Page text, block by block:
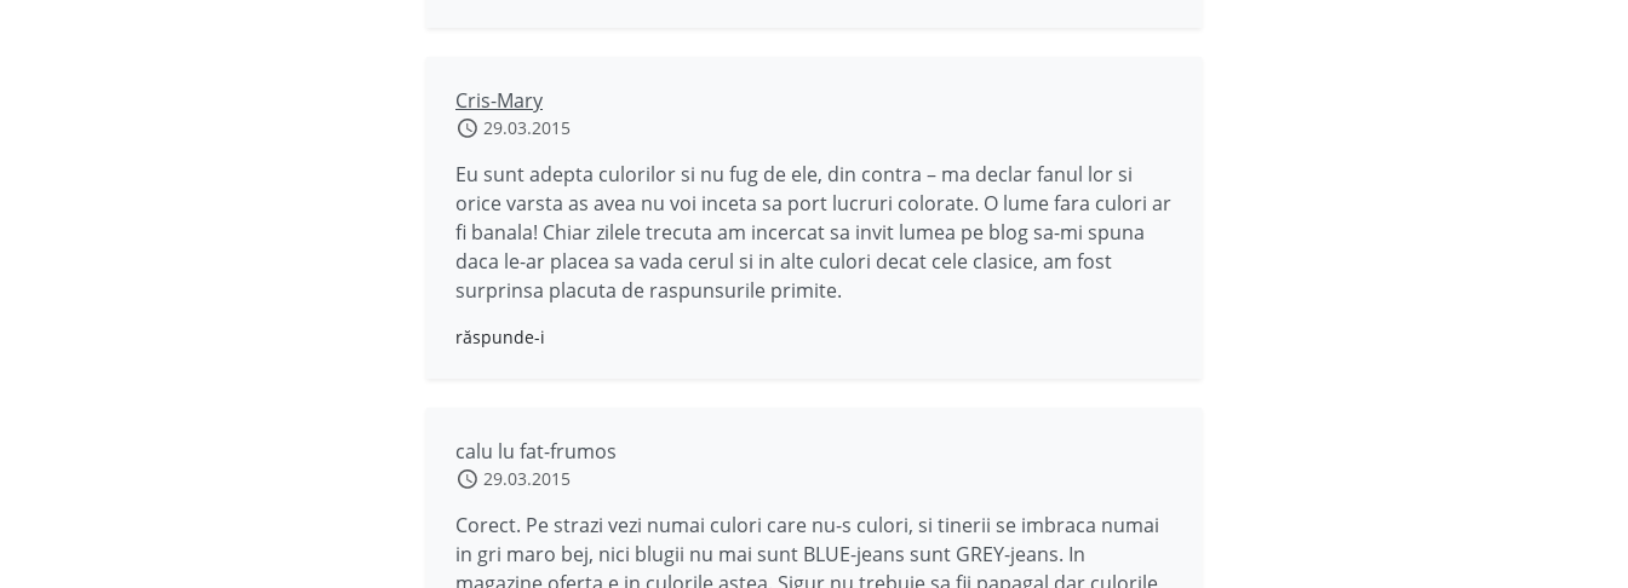
Cris-Mary
29.03.2015
Eu sunt adepta culorilor si nu fug de ele, din contra – ma declar fanul lor si
orice varsta as avea nu voi inceta sa port lucruri colorate. O lume fara culori ar
fi banala! Chiar zilele trecuta am incercat sa invit lumea pe blog sa-mi spuna
daca le-ar placea sa vada cerul si in alte culori decat cele clasice, am fost
surprinsa placuta de raspunsurile primite.
răspunde-i
calu lu fat-frumos
29.03.2015
Corect. Pe strazi vezi numai culori care nu-s culori, si tinerii se imbraca numai
in gri maro bej, nici blugii nu mai sunt BLUE-jeans sunt GREY-jeans. In